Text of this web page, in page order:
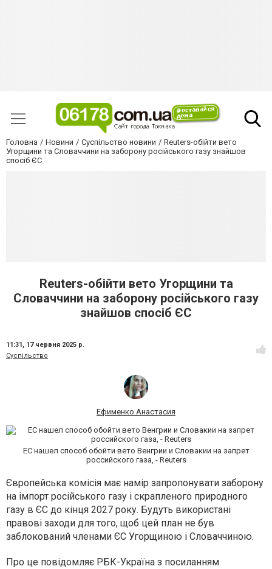
Головна Новини Суспільство новини
Reuters-обійти вето
Угорщини та Словаччини на заборону російського газу знайшов
спосіб ЄС
Reuters-обійти вето Угорщини та
Словаччини на заборону російського газу
знайшов спосіб ЄС
11:31, 17 червня 2025 р.
Суспільство
Ефименко Анастасия
ЕС нашел способ обойти вето Венгрии и Словакии на запрет
российского газа, - Reuters
Європейська комісія має намір запропонувати заборону
на імпорт російського газу і скрапленого природного
газу в ЄС до кінця 2027 року. Будуть використані
правові заходи для того, щоб цей план не був
заблокований членами ЄС Угорщиною і Словаччиною.
Про це повідомляє РБК-Україна з посиланням